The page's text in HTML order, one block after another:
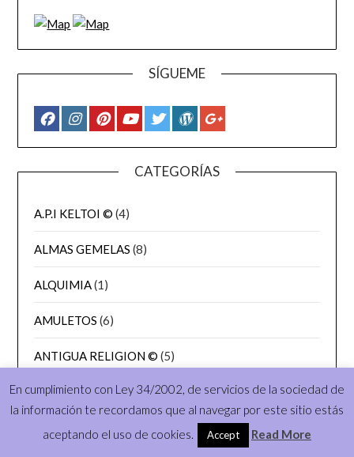
SÍGUEME
CATEGORÍAS
A.P.I KELTOI © (4)
ALMAS GEMELAS (8)
ALQUIMIA(1)
AMULETOS (6)
ANTIGUA RELIGION © (5)
ANTIGUAS CIVILIZACIONES(30)
ARTE TRADICIONAL
En cumplimiento con Ley 34/2002, de servicios de la sociedad de
la información te recordamos que al navegar por este sitio estás
aceptando el uso de cookies.
Accept Read More